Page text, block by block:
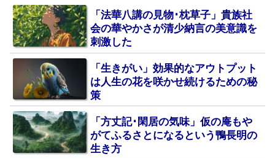
「法華八講の見物･枕草子」貴族社
会の華やかさが清少納言の美意識を
刺激した
「生きがい」効果的なアウトプット
は人生の花を咲かせ続けるための秘
策
「方丈記･閑居の気味」仮の庵もや
がてふるさとになるという鴨長明の
生き方